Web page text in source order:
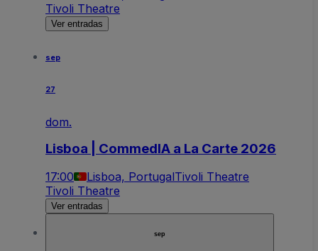
Tivoli Theatre
Ver entradas
sep
27
dom.
Lisboa | CommedIA a La Carte 2026
17:00 Lisboa, PortugalTivoli Theatre
Tivoli Theatre
Ver entradas
sep